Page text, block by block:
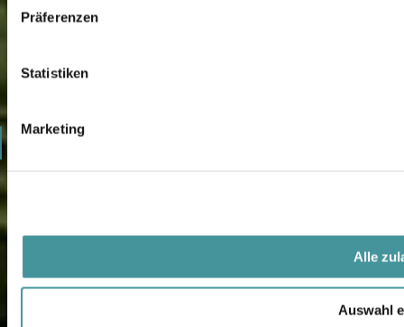
Präferenzen
Statistiken
Marketing
Alle
Auswahl
2
3
5